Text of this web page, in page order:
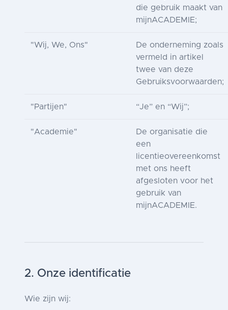
die gebruik maakt van
mijnACADEMIE;
"Wij, We, Ons"
De onderneming zoals
vermeld in artikel
twee van deze
Gebruiksvoorwaarden;
"Partijen" “Je” en “Wij”;
"Academie"
De organisatie die
een
licentieovereenkomst
met ons heeft
afgesloten voor het
gebruik van
mijnACADEMIE.
2. Onze identificatie
Wie zijn wij: